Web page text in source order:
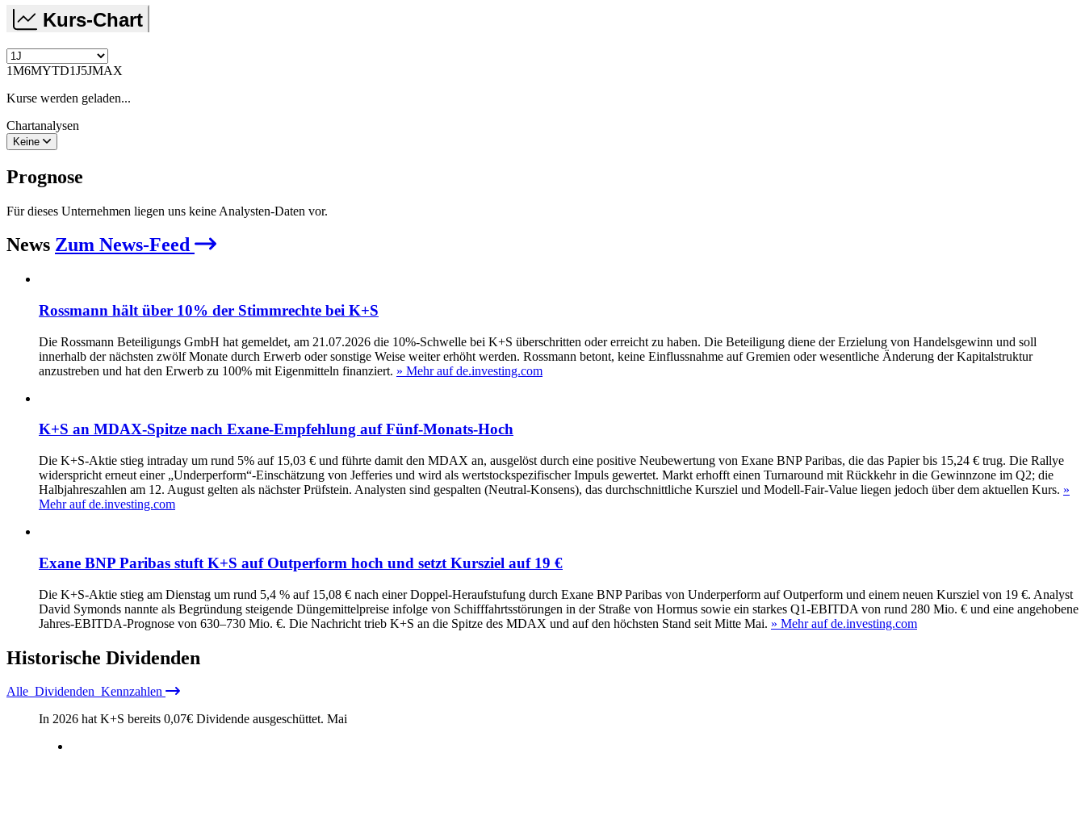
Kurs-Chart
1M6MYTD1J5JMAX
Kurse werden geladen...
Chartanalysen
Keine
Prognose
Für dieses Unternehmen liegen uns keine Analysten-Daten vor.
News Zum News-Feed
Rossmann hält über 10% der Stimmrechte bei K+S
Die Rossmann Beteiligungs GmbH hat gemeldet, am 21.07.2026 die 10%-Schwelle bei K+S überschritten oder erreicht zu haben. Die Beteiligung diene der Erzielung von Handelsgewinn und soll
innerhalb der nächsten zwölf Monate durch Erwerb oder sonstige Weise weiter erhöht werden. Rossmann betont, keine Einflussnahme auf Gremien oder wesentliche Änderung der Kapitalstruktur
anzustreben und hat den Erwerb zu 100% mit Eigenmitteln finanziert. » Mehr auf de.investing.com
K+S an MDAX‑Spitze nach Exane‑Empfehlung auf Fünf‑Monats‑Hoch
Die K+S‑Aktie stieg intraday um rund 5% auf 15,03 € und führte damit den MDAX an, ausgelöst durch eine positive Neubewertung von Exane BNP Paribas, die das Papier bis 15,24 € trug. Die Rallye
widerspricht erneut einer „Underperform“-Einschätzung von Jefferies und wird als wertstockspezifischer Impuls gewertet. Markt erhofft einen Turnaround mit Rückkehr in die Gewinnzone im Q2; die
Halbjahreszahlen am 12. August gelten als nächster Prüfstein. Analysten sind gespalten (Neutral‑Konsens), das durchschnittliche Kursziel und Modell‑Fair‑Value liegen jedoch über dem aktuellen Kurs. »
Mehr auf de.investing.com
Exane BNP Paribas stuft K+S auf Outperform hoch und setzt Kursziel auf 19 €
Die K+S-Aktie stieg am Dienstag um rund 5,4 % auf 15,08 € nach einer Doppel-Heraufstufung durch Exane BNP Paribas von Underperform auf Outperform und einem neuen Kursziel von 19 €. Analyst
David Symonds nannte als Begründung steigende Düngemittelpreise infolge von Schifffahrtsstörungen in der Straße von Hormus sowie ein starkes Q1-EBITDA von rund 280 Mio. € und eine angehobene
Jahres-EBITDA-Prognose von 630–730 Mio. €. Die Nachricht trieb K+S an die Spitze des MDAX und auf den höchsten Stand seit Mitte Mai. » Mehr auf de.investing.com
Historische Dividenden
Alle Dividenden Kennzahlen
In 2026 hat K+S bereits 0,07€ Dividende ausgeschüttet. Mai